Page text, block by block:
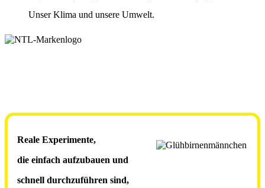
Unser Klima und unsere Umwelt.
Reale Experimente,
die einfach aufzubauen und
schnell durchzuführen sind,